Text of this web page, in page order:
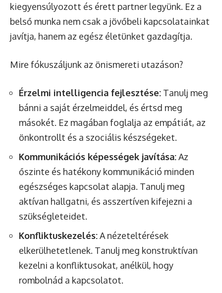
kiegyensúlyozott és érett partner legyünk. Ez a
belső munka nem csak a jövőbeli kapcsolatainkat
javítja, hanem az egész életünket gazdagítja.
Mire fókuszáljunk az önismereti utazáson?
Érzelmi intelligencia fejlesztése: Tanulj meg
bánni a saját érzelmeiddel, és értsd meg
másokét. Ez magában foglalja az empátiát, az
önkontrollt és a szociális készségeket.
Kommunikációs képességek javítása:Az
őszinte és hatékony kommunikáció minden
egészséges kapcsolat alapja. Tanulj meg
aktívan hallgatni, és asszertíven kifejezni a
szükségleteidet.
Konfliktuskezelés:A nézeteltérések
elkerülhetetlenek. Tanulj meg konstruktívan
kezelni a konfliktusokat, anélkül, hogy
rombolnád a kapcsolatot.